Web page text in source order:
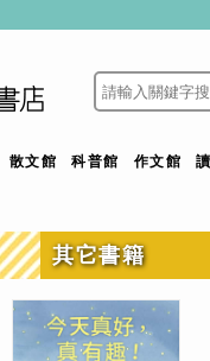
散文館 科普館 作文館
其它書籍